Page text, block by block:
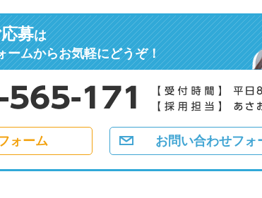
募は
ームからお気軽にどうぞ！
ォーム お問い合わせフォ